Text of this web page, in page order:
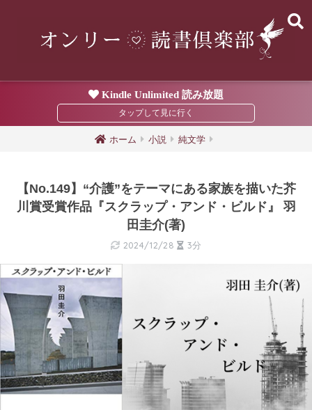
Kindle Unlimited 読み放題
ホーム 小説 純文学
【No.149】“介護”をテーマにある家族を描いた芥
川賞受賞作品『スクラップ・アンド・ビルド』 羽
田圭介(著)
2024/12/28 3分